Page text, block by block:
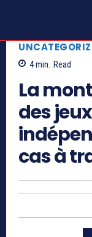
4min. Read
La
des
cas à